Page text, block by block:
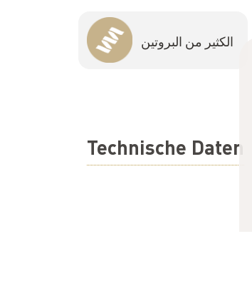
الكثير من البروتين
Technische Daten